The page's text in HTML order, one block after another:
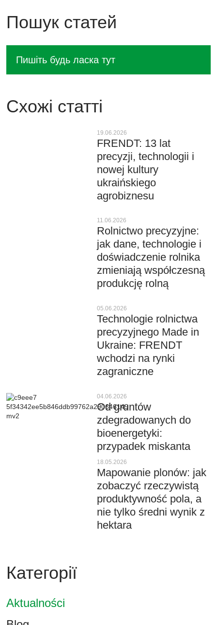
Пошук статей
Схожі статті
19.06.2026
FRENDT: 13 lat
precyzji, technologii i
nowej kultury
ukraińskiego
agrobiznesu
11.06.2026
Rolnictwo precyzyjne:
jak dane, technologie i
doświadczenie rolnika
zmieniają współczesną
produkcję rolną
05.06.2026
Technologie rolnictwa
precyzyjnego Made in
Ukraine: FRENDT
wchodzi na rynki
zagraniczne
04.06.2026
Od gruntów
zdegradowanych do
bioenergetyki:
przypadek miskanta
18.05.2026
Mapowanie plonów: jak
zobaczyć rzeczywistą
produktywność pola, a
nie tylko średni wynik z
hektara
Категорії
Aktualności